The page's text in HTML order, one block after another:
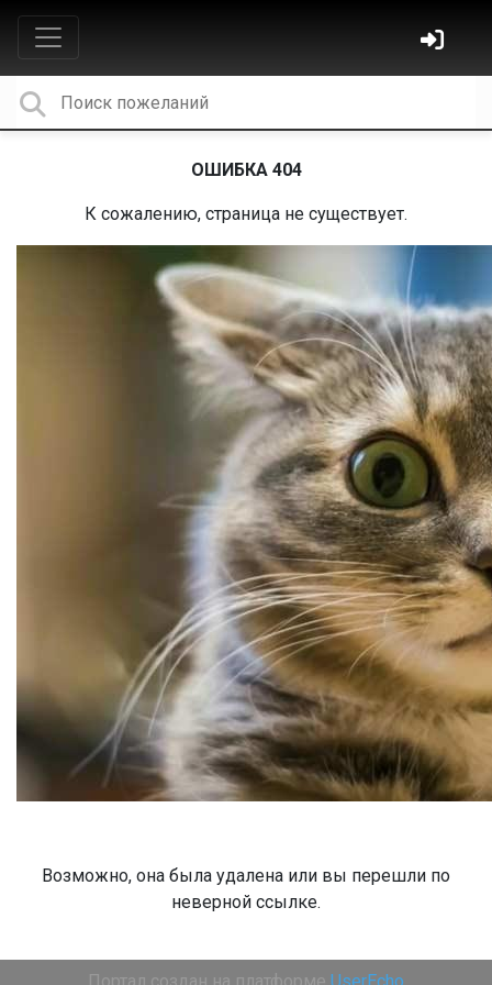
ОШИБКА 404
К сожалению, страница не существует.
Возможно, она была удалена или вы перешли по
неверной ссылке.